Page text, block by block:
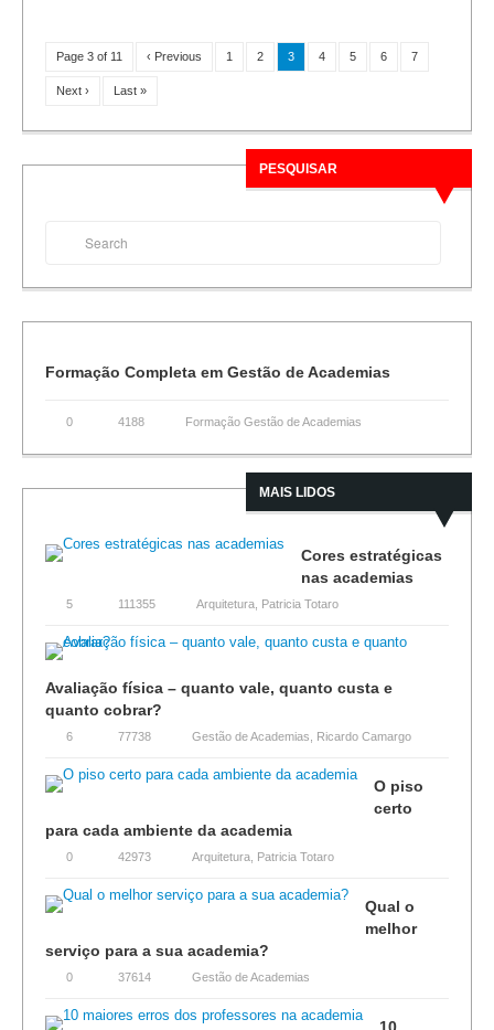
Page 3 of 11 ‹ Previous 1 2 3 4 5 6 7
Next › Last »
PESQUISAR
Formação Completa em Gestão de Academias
0 4188 Formação Gestão de Academias
MAIS LIDOS
Cores estratégicas
nas academias
5 111355 Arquitetura Patricia Totaro
Avaliação física – quanto vale, quanto custa e
quanto cobrar?
6 77738 Gestão de Academias Ricardo Camargo
O piso
certo
para cada ambiente da academia
0 42973 Arquitetura Patricia Totaro
Qual o
melhor
serviço para a sua academia?
0 37614 Gestão de Academias